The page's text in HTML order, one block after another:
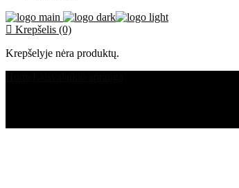
Krepšelis (0)
Krepšelyje nėra produktų.